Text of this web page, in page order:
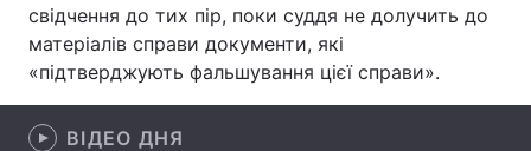
Зброя Інциденти
Здоров'я Туризм
Цікавинки
свідчення до тих пір, поки суддя не долучить до
матеріалів справи документи, які
«підтверджують фальшування цієї справи».
ВІДЕО ДНЯ